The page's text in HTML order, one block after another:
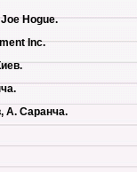
Hogue.
Inc.
А. Саранча.